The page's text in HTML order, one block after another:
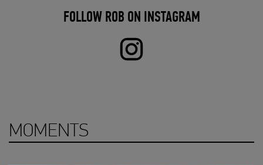
FOLLOW ROB ON INSTAGRAM
MOMENTS